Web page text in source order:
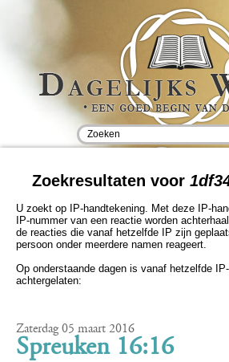
Zoekresultaten voor
U zoekt op IP-handtekening. Met deze IP-
IP-nummer van een reactie worden
de reacties die vanaf hetzelfde IP zijn
persoon onder meerdere namen reageert.
Op onderstaande dagen is vanaf hetzelfde
achtergelaten:
Zaterdag 05 maart 2016
Spreuken 16:16